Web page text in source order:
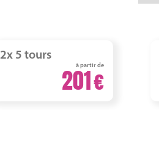
2x 5 tours
à partir de
201